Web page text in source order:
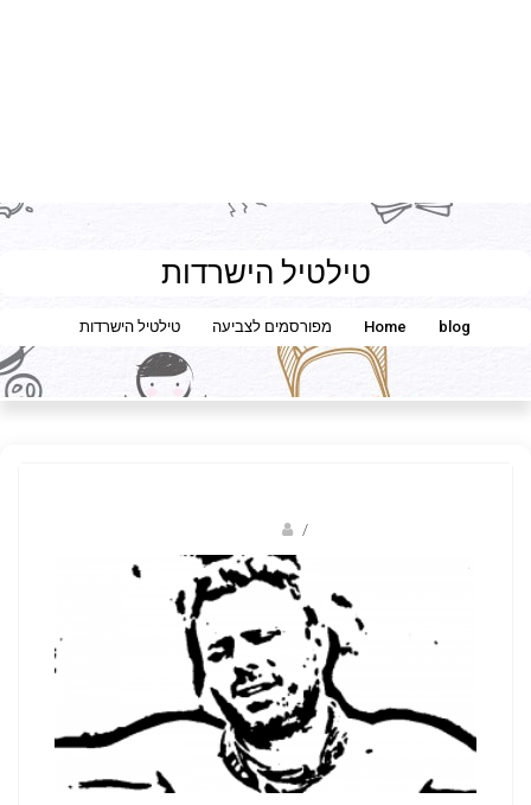
טילטיל הישרדות
Home blog מפורסמים לצביעה טילטיל הישרדות
/